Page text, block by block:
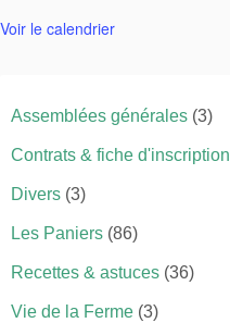
Voir le calendrier
Assemblées générales (3)
Contrats & fiche d'inscription
Divers (3)
Les Paniers (86)
Recettes & astuces (36)
Vie de la Ferme (3)